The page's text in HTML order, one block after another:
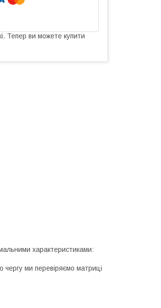
Тепер ви можете купити
характеристиками:
ми перевіряємо матриці